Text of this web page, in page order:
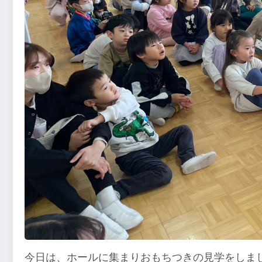
今日は、ホールに集まりおもちつきの見学をしま